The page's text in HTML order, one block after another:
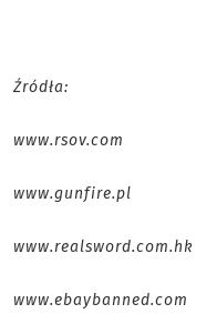
Źródła:
www.rsov.com
www.gunfire.pl
www.realsword.com.hk
www.ebaybanned.com